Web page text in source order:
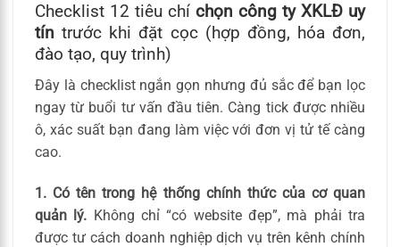
Checklist 12 tiêu chí chọn công ty XKLĐ uy
tín trước khi đặt cọc (hợp đồng, hóa đơn,
đào tạo, quy trình)
Đây là checklist ngắn gọn nhưng đủ sắc để bạn lọc
ngay từ buổi tư vấn đầu tiên. Càng tick được nhiều
ô, xác suất bạn đang làm việc với đơn vị tử tế càng
cao.
1. Có tên trong hệ thống chính thức của cơ quan
quản lý. Không chỉ “có website đẹp”, mà phải tra
được tư cách doanh nghiệp dịch vụ trên kênh chính